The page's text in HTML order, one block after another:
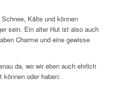
Kälte und können
sein. Ein alter Hut ist also auch
Charme und eine gewisse
da, wo wir eben auch ehrlich
können oder haben: